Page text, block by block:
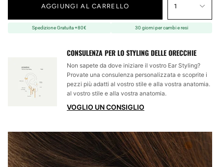
1
AGGIUNGI AL CARRELLO
Spedizione Gratuita +80€ 30 giorni per cambi e resi
CONSULENZA PER LO STYLING DELLE ORECCHIE
Non sapete da dove iniziare il vostro Ear Styling?
Provate una consulenza personalizzata e scoprite i
pezzi più adatti al vostro stile e alla vostra anatomia.
al vostro stile e alla vostra anatomia.
VOGLIO UN CONSIGLIO